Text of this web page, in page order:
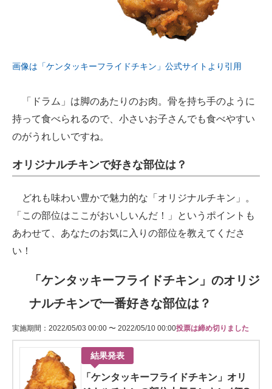
画像は「ケンタッキーフライドチキン」公式サイトより引用
「ドラム」は脚のあたりのお肉。骨を持ち手のように
持って食べられるので、小さいお子さんでも食べやすい
のがうれしいですね。
オリジナルチキンで好きな部位は？
どれも味わい豊かで魅力的な「オリジナルチキン」。
「この部位はここがおいしいんだ！」というポイントも
あわせて、あなたのお気に入りの部位を教えてくださ
い！
「ケンタッキーフライドチキン」のオリジ
ナルチキンで一番好きな部位は？
実施期間：2022/05/03 00:00 〜 2022/05/10 00:00投票は締め切りました
結果発表
「ケンタッキーフライドチキン」オリ